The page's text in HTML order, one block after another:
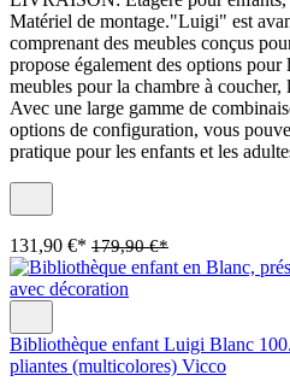
Matériel de montage."Luigi" est
comprenant des meubles conçus
propose également des options pour
meubles pour la chambre à
Avec une large gamme de
options de configuration, vous
pratique pour les enfants et les
131,90 €* 179,90 €*
Bibliothèque enfant Luigi Blanc
pliantes (multicolores) Vicco